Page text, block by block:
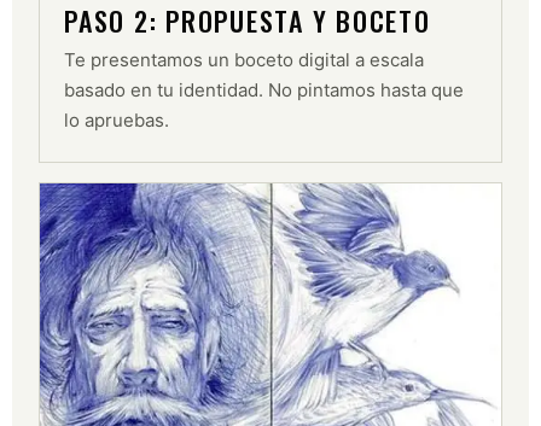
PASO 2: PROPUESTA Y BOCETO
Te presentamos un boceto digital a escala
basado en tu identidad. No pintamos hasta que
lo apruebas.